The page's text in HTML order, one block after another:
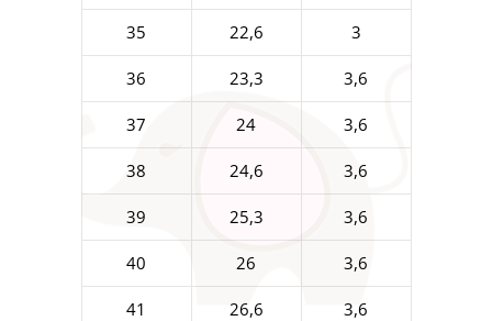
35 22,6 3
36 23,3 3,6
37 24 3,6
38 24,6 3,6
39 25,3 3,6
40 26 3,6
41 26,6 3,6